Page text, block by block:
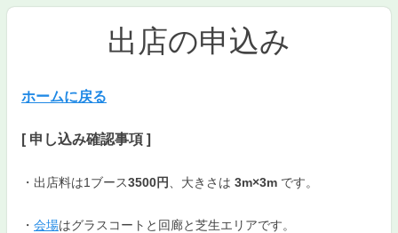
出店の申込み
ホームに戻る
[ 申し込み確認事項]
・出店料は1ブース3500円 、大きさは 3m×3m です。
・ 会場はグラスコートと回廊と芝生エリアです。